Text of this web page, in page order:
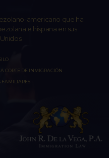
americano que ha
e hispana en sus
CORTE DE INMIGRACIÓN
FAMILIARES